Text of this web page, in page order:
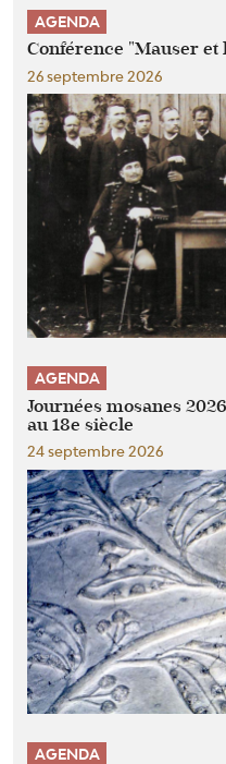
AGENDA
Conférence "Mauser et
26 septembre 2026
AGENDA
Journées mosanes
au 18e siècle
24 septembre 2026
AGENDA